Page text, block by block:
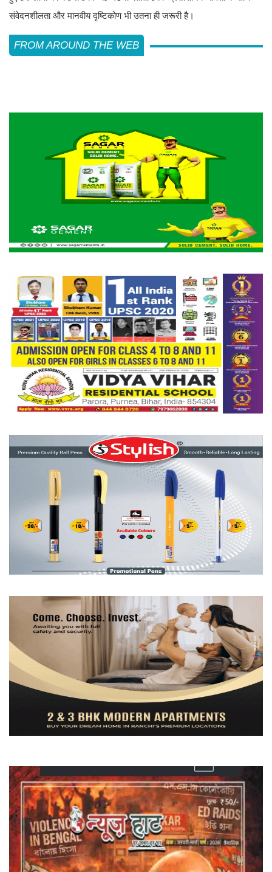
संवेदनशीलता और मानवीय दृष्टिकोण भी उतना ही जरूरी है।
FROM AROUND THE WEB